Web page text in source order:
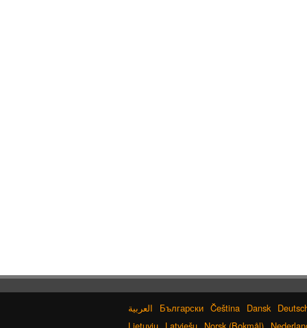
Български Čeština Dansk
Lietuvių Latviešu Norsk (Bokmål)